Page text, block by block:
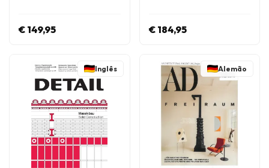
€ 149,95 € 184,95
Inglês Alemão